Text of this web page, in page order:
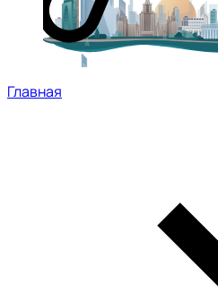
Главная